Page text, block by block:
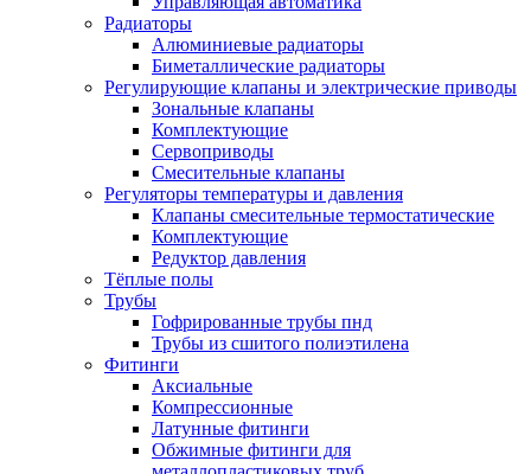
Радиаторы
Алюминиевые радиаторы
Биметаллические радиаторы
Регулирующие клапаны и электрические приводы
Зональные клапаны
Комплектующие
Сервоприводы
Смесительные клапаны
Регуляторы температуры и давления
Клапаны смесительные термостатические
Комплектующие
Редуктор давления
Тёплые полы
Трубы
Гофрированные трубы пнд
Трубы из сшитого полиэтилена
Фитинги
Аксиальные
Компрессионные
Латунные фитинги
Обжимные фитинги для